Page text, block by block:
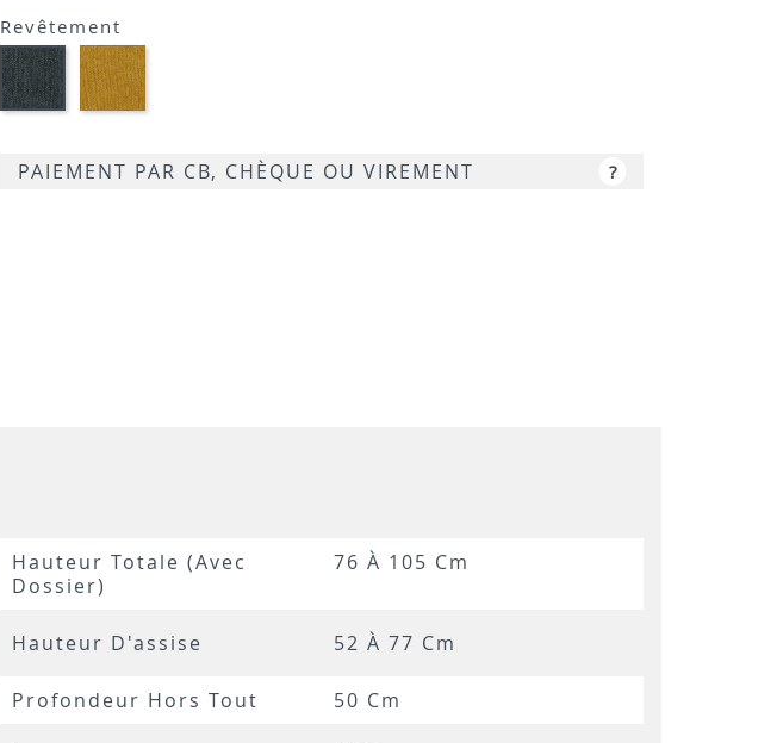
Revêtement
GRIS-
TISSU
JAUNE-
TISSU
PAIEMENT PAR CB, CHÈQUE OU VIREMENT ?
Hauteur Totale (avec
Dossier)
76 À 105 Cm
Hauteur D'assise 52 À 77 Cm
Profondeur Hors Tout 50 Cm